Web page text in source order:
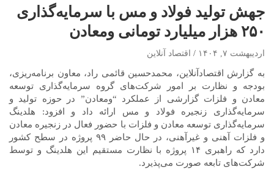
جهش تولید فولاد و مس با سرمایه‌گذاری
۲۵۰ هزار میلیارد تومانی ومعادن
اردیبهشت ۷, ۱۴۰۴ اقتصاد آنلاین
به گزارش اقتصادآنلاین، محمدحسین قائمی راد، معاون برنامه‌ریزی،
بودجه و نظارت بر امور شرکت‌های گروه سرمایه‌گذاری توسعه
معادن و فلزات گزارشی از عملکرد “ومعادن” در حوزه تولید و
سرمایه‌گذاری زنجیره فولاد و مس ارائه داد و افزود: هلدینگ
سرمایه‌گذاری توسعه معادن و فلزات با حضور فعال در زنجیره معادن
و فلزات آهنی و غیرآهنی، در حال حاضر ۹۹ پروژه در سطح کشور
دارد که راهبری ۱۴ پروژه با نظارت مستقیم این هلدینگ و توسط
شرکت‌های تابعه صورت می‌پذیرد.